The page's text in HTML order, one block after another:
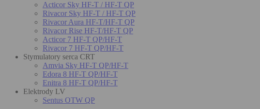
Acticor Sky HF-T / HF-T QP
Rivacor Sky HF-T / HF-T QP
Rivacor Aura HF-T/HF-T QP
Rivacor Rise HF-T/HF-T QP
Acticor 7 HF-T QP/HF-T
Rivacor 7 HF-T QP/HF-T
Stymulatory serca CRT
Amvia Sky HF-T QP/HF-T
Edora 8 HF-T QP/HF-T
Enitra 8 HF-T QP/HF-T
Elektrody LV
Sentus OTW QP